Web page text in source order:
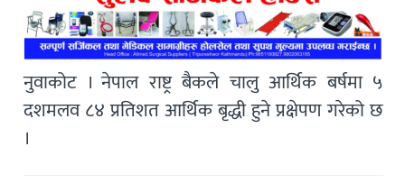
नुवाकोट । नेपाल राष्ट्र बैकले चालु आर्थिक बर्षमा ५
दशमलव ८४ प्रतिशत आर्थिक बृद्धी हुने प्रक्षेपण गरेको छ
।